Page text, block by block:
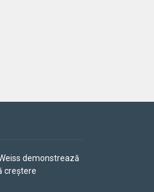
demonstrează
creștere